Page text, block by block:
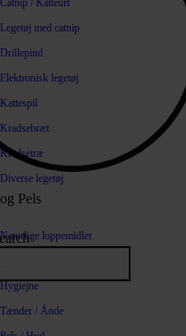
Catnip / Katteurt
Legetøj med catnip
Drillepind
Elektronisk legetøj
Kattespil
Kradsebræt
Kradsetræ
Diverse legetøj
Pels
Naturlige loppemidler
Hygiejne
Tænder / Ånde